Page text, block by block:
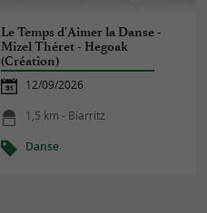
Le Temps d'Aimer la Danse -
Mizel Théret - Hegoak
(Création)
12/09/2026
1,5 km - Biarritz
Danse